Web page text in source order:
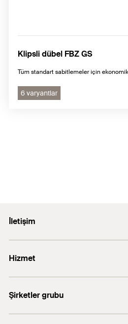
Klipsli dübel FBZ GS
Tüm standart sabitlemeler için
6 varyantlar
İletişim
+90 216 326 0066
Hizmet
Şirketler grubu